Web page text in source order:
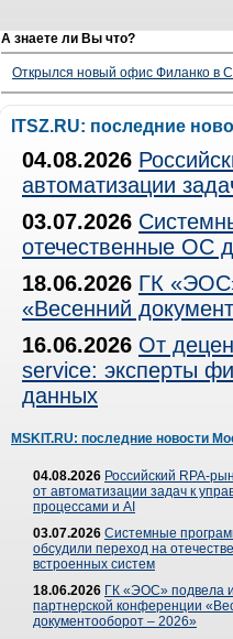
А знаете ли Вы что?
Открылся новый офис Филанко в
ITSZ.RU: последние
04.08.2026
автоматизации
03.07.2026
отечественные ОС
18.06.2026 ГК
«Весенний
16.06.2026 От
service: эксперты
данных
MSKIT.RU: последние новости
04.08.2026 Российский RPA-
от автоматизации задач к
процессами и AI
03.07.2026 Системные
обсудили переход на
встроенных систем
18.06.2026 ГК «ЭОС» подвела
партнерской конференции
документооборот – 2026»